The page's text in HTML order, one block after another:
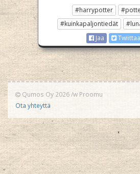
#harrypotter
#kuinkapaljontiedät
Jaa
Twiittaa
Qumos Oy 2026/w Proomu
Ota yhteyttä